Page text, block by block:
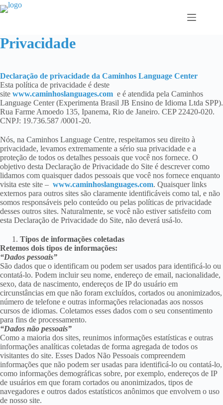
Pular
para
Privacidade
Declaração de privacidade da Caminhos Language Center
Esta política de privacidade é deste
site www.caminhoslanguages.com e é atendida pela Caminhos
Language Center (Experimenta Brasil JB Ensino de Idioma Ltda SPP).
Rua Farme Amoedo 135, Ipanema, Rio de Janeiro. CEP 22420-020.
CNPJ: 19.736.587 /0001-20.
Nós, na Caminhos Language Centre, respeitamos seu direito à
privacidade, levamos extremamente a sério sua privacidade e a
proteção de todos os detalhes pessoais que você nos fornece. O
objetivo desta Declaração de Privacidade do Site é descrever como
lidamos com quaisquer dados pessoais que você nos fornece enquanto
visita este site – www.caminhoslanguages.com. Quaisquer links
externos para outros sites são claramente identificáveis ​​como tal, e não
somos responsáveis ​​pelo conteúdo ou pelas políticas de privacidade
desses outros sites. Naturalmente, se você não estiver satisfeito com
esta Declaração de Privacidade do Site, não deverá usá-lo.
Tipos de informações coletadas
Retemos dois tipos de informações:
“Dados pessoais”
São dados que o identificam ou podem ser usados ​​para identificá-lo ou
contatá-lo. Podem incluir seu nome, endereço de email, nacionalidade,
sexo, data de nascimento, endereços de IP do usuário em
circunstâncias em que não foram excluídos, cortados ou anonimizados,
número de telefone e outras informações relacionadas aos nossos
cursos de idiomas. Coletamos esses dados com o seu consentimento
para fins de processamento.
“Dados não pessoais”
Como a maioria dos sites, reunimos informações estatísticas e outras
informações analíticas coletadas de forma agregada de todos os
visitantes do site. Esses Dados Não Pessoais compreendem
informações que não podem ser usadas para identificá-lo ou contatá-lo,
como informações demográficas sobre, por exemplo, endereços de IP
de usuários em que foram cortados ou anonimizados, tipos de
navegadores e outros dados estatísticos anônimos que envolvem o uso
de nosso site.